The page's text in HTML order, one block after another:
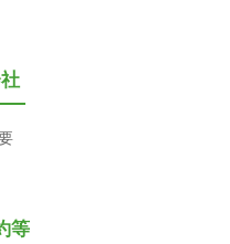
等